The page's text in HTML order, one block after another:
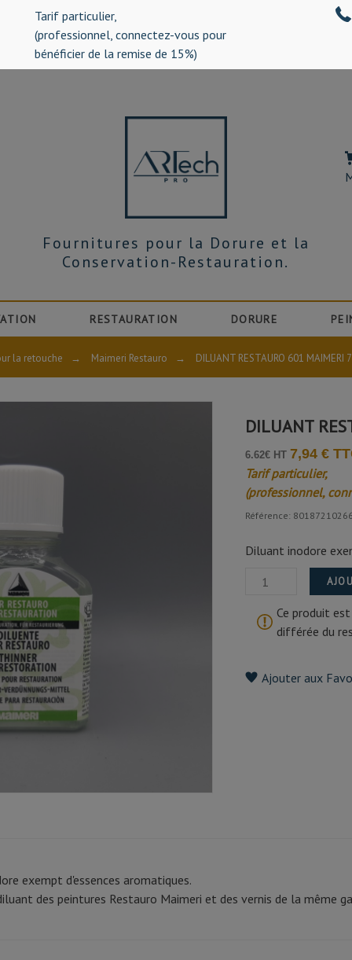
Tarif particulier,
(professionnel, connectez-vous pour
bénéficier de la remise de 15%)
Fournitures pour la Dorure et la
Conservation-Restauration.
RESTAURATION DORURE
la retouche → Maimeri Restauro → DILUANT RESTAURO 601 MAIMERI
DILUANT
6.62€ HT 7,94 €
Tarif particulier,
(professionnel,
Référence:
Diluant inodore
Ce produit
différée du
Ajouter aux
exempt d'essences aromatiques.
des peintures Restauro Maimeri et des vernis de la même